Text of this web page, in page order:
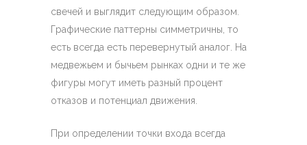
свечей и выглядит следующим образом.
Графические паттерны симметричны, то
есть всегда есть перевернутый аналог. На
медвежьем и бычьем рынках одни и те же
фигуры могут иметь разный процент
отказов и потенциал движения.
При определении точки входа всегда